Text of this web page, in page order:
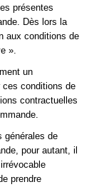
présentes
Dès lors la
aux conditions de
».
un
ces conditions de
contractuelles
générales de
pour autant, il
prendre